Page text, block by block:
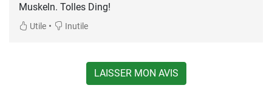
Muskeln. Tolles Ding!
Utile • Inutile
LAISSER MON AVIS